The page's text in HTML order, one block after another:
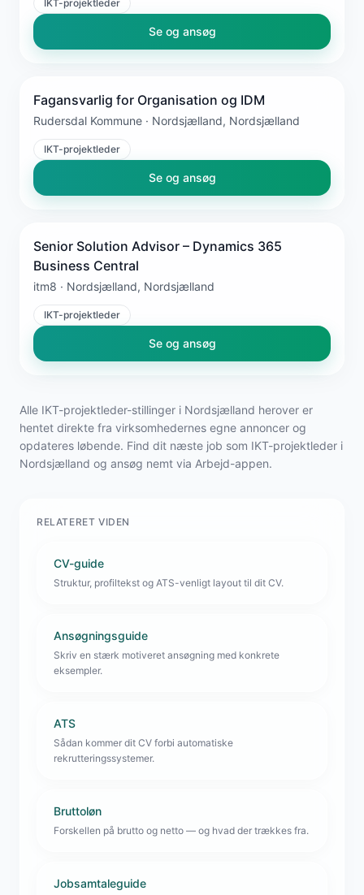
IKT-projektleder
Se og ansøg
Fagansvarlig for Organisation og IDM
Rudersdal Kommune · Nordsjælland, Nordsjælland
IKT-projektleder
Se og ansøg
Senior Solution Advisor – Dynamics 365
Business Central
itm8 · Nordsjælland, Nordsjælland
IKT-projektleder
Se og ansøg
Alle IKT-projektleder-stillinger i Nordsjælland herover er
hentet direkte fra virksomhedernes egne annoncer og
opdateres løbende. Find dit næste job som IKT-projektleder i
Nordsjælland og ansøg nemt via Arbejd-appen.
RELATERET VIDEN
CV-guide
Struktur, profiltekst og ATS-venligt layout til dit CV.
Ansøgningsguide
Skriv en stærk motiveret ansøgning med konkrete
eksempler.
ATS
Sådan kommer dit CV forbi automatiske
rekrutteringssystemer.
Bruttoløn
Forskellen på brutto og netto — og hvad der trækkes fra.
Jobsamtaleguide